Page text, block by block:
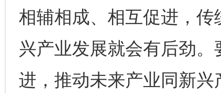
相辅相成、相互促进，
兴产业发展就会有后劲
进，推动未来产业同新